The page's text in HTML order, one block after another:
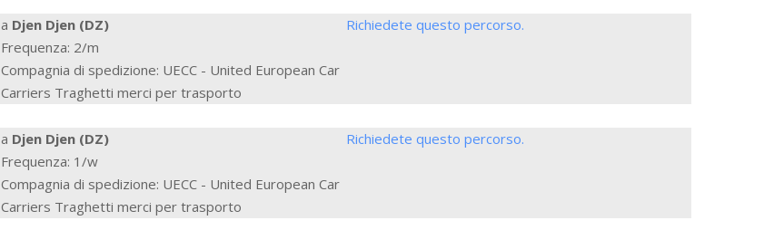
a Djen Djen (DZ)
Richiedete questo percorso.
Frequenza: 2/m
Compagnia di spedizione: UECC - United European Car
Carriers Traghetti merci per trasporto
a Djen Djen (DZ)
Richiedete questo percorso.
Frequenza: 1/w
Compagnia di spedizione: UECC - United European Car
Carriers Traghetti merci per trasporto